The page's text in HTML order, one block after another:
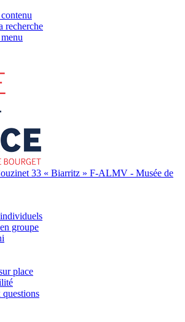
recherche
33 « Biarritz » F-ALMV - Musée de
groupe
place